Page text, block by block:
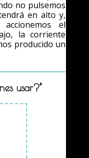
no pulsemos
en alto y,
el
la corriente
producido un
usar?”